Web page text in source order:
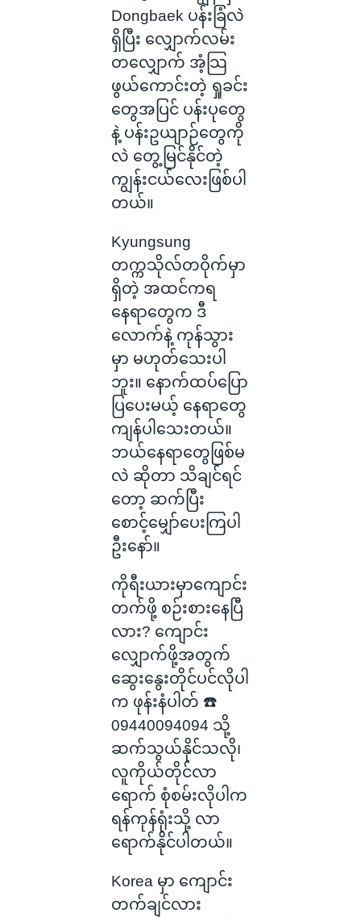
Dongbaek ပန်းခြံလဲ
ရှိပြီး လျှောက်လမ်း
တလျှောက် အံ့သြ
ဖွယ်ကောင်းတဲ့ ရှုခင်း
တွေအပြင် ပန်းပုတွေ
နဲ့ ပန်းဥယျာဉ်တွေကို
လဲ တွေ့မြင်နိုင်တဲ့
ကျွန်းငယ်လေးဖြစ်ပါ
တယ်။
Kyungsung
တက္ကသိုလ်တဝိုက်မှာ
ရှိတဲ့ အထင်ကရ
နေရာတွေက ဒီ
လောက်နဲ့ ကုန်သွား
မှာ မဟုတ်သေးပါ
ဘူး။ နောက်ထပ်ပြော
ပြပေးမယ့် နေရာတွေ
ကျန်ပါသေးတယ်။
ဘယ်နေရာတွေဖြစ်မ
လဲ ဆိုတာ သိချင်ရင်
တော့ ဆက်ပြီး
စောင့်မျှော်ပေးကြပါ
ဦးနော်။
ကိုရီးယားမှာကျောင်း
တက်ဖို့ စဉ်းစားနေပြီ
လား? ကျောင်း
လျှောက်ဖို့အတွက်
ဆွေးနွေးတိုင်ပင်လိုပါ
က ဖုန်းနံပါတ် ☎️
09440094094 သို့
ဆက်သွယ်နိုင်သလို၊
လူကိုယ်တိုင်လာ
ရောက် စုံစမ်းလိုပါက
ရန်ကုန်ရုံးသို့ လာ
ရောက်နိုင်ပါတယ်။
Korea မှာ ကျောင်း
တက်ချင်လား